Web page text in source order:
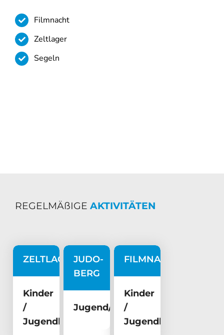
Filmnacht
Zeltlager
Segeln
REGELMÄßIGE AKTIVITÄTEN
ZELTLAGER
Kinder
/
Jugendliche
JUDO-
BERG
Jugend/Erwachsene
FILMNACHT
Kinder
/
Jugendliche